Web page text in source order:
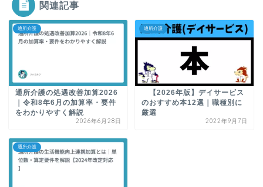
関連記事
通所介護
通所介護の処遇改善加算2026
｜令和8年6月の加算率・要件
をわかりやすく解説
2026年6月28日
通所介護
【2026年版】デイサービス
のおすすめ本12選｜職種別に
厳選
2022年9月7日
通所介護